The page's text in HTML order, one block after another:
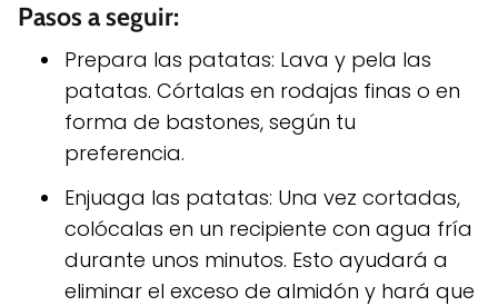
Pasos a seguir:
Prepara las patatas: Lava y pela las
patatas. Córtalas en rodajas finas o en
forma de bastones, según tu
preferencia.
Enjuaga las patatas: Una vez cortadas,
colócalas en un recipiente con agua fría
durante unos minutos. Esto ayudará a
eliminar el exceso de almidón y hará que